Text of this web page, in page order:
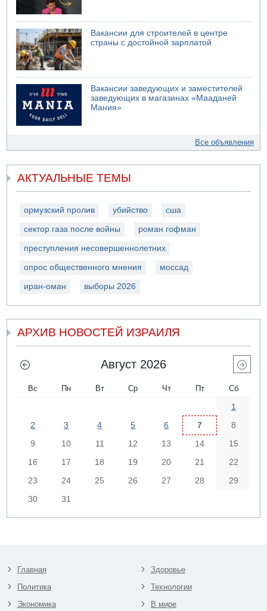
Вакансии для строителей в центре
страны с достойной зарплатой
Вакансии заведующих и заместителей
заведующих в магазинах «Мааданей
Мания»
Все объявления
АКТУАЛЬНЫЕ ТЕМЫ
ормузский пролив убийство сша
сектор газа после войны роман гофман
преступления несовершеннолетних
опрос общественного мнения моссад
иран-оман выборы 2026
АРХИВ НОВОСТЕЙ ИЗРАИЛЯ
Август 2026
Вс Пн Вт Ср Чт Пт Сб
1
2
3 4 5 6 7
8
9
10 11 12 13 14
15
16
17 18 19 20 21
22
23
24 25 26 27 28
29
30
31
Главная
Политика
Экономика
Здоровье
Технологии
В мире